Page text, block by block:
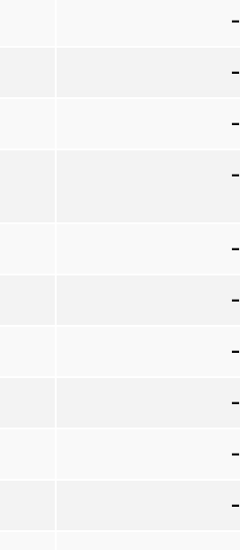
–
–
–
–
–
–
–
–
–
–